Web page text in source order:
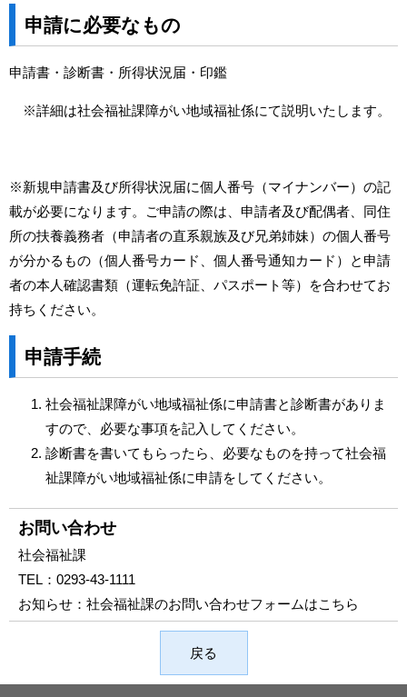
申請に必要なもの
申請書・診断書・所得状況届・印鑑
※詳細は社会福祉課障がい地域福祉係にて説明いたします。
※新規申請書及び所得状況届に個人番号（マイナンバー）の記
載が必要になります。ご申請の際は、申請者及び配偶者、同住
所の扶養義務者（申請者の直系親族及び兄弟姉妹）の個人番号
が分かるもの（個人番号カード、個人番号通知カード）と申請
者の本人確認書類（運転免許証、パスポート等）を合わせてお
持ちください。
申請手続
社会福祉課障がい地域福祉係に申請書と診断書がありま
すので、必要な事項を記入してください。
診断書を書いてもらったら、必要なものを持って社会福
祉課障がい地域福祉係に申請をしてください。
お問い合わせ
社会福祉課
TEL： 0293-43-1111
お知らせ： 社会福祉課のお問い合わせフォームはこちら
戻る